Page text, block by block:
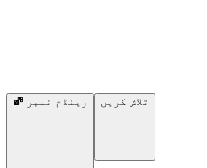
رینڈم نمبر تلاش کریں